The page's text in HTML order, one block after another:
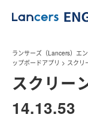
ランサーズ（Lancers）エ
ップボードアプリ > スクリ
スクリー
14.13.53